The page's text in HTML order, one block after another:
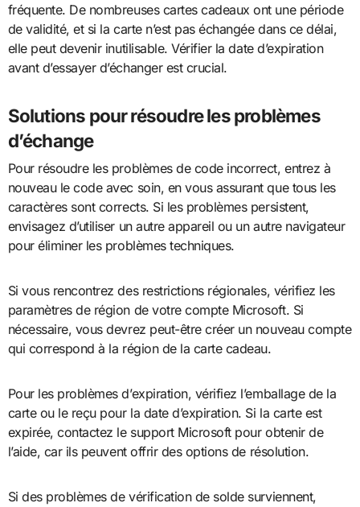
fréquente. De nombreuses cartes cadeaux ont une période
de validité, et si la carte n’est pas échangée dans ce délai,
elle peut devenir inutilisable. Vérifier la date d’expiration
avant d’essayer d’échanger est crucial.
Solutions pour résoudre les problèmes
d’échange
Pour résoudre les problèmes de code incorrect, entrez à
nouveau le code avec soin, en vous assurant que tous les
caractères sont corrects. Si les problèmes persistent,
envisagez d’utiliser un autre appareil ou un autre navigateur
pour éliminer les problèmes techniques.
Si vous rencontrez des restrictions régionales, vérifiez les
paramètres de région de votre compte Microsoft. Si
nécessaire, vous devrez peut-être créer un nouveau compte
qui correspond à la région de la carte cadeau.
Pour les problèmes d’expiration, vérifiez l’emballage de la
carte ou le reçu pour la date d’expiration. Si la carte est
expirée, contactez le support Microsoft pour obtenir de
l’aide, car ils peuvent offrir des options de résolution.
Si des problèmes de vérification de solde surviennent,